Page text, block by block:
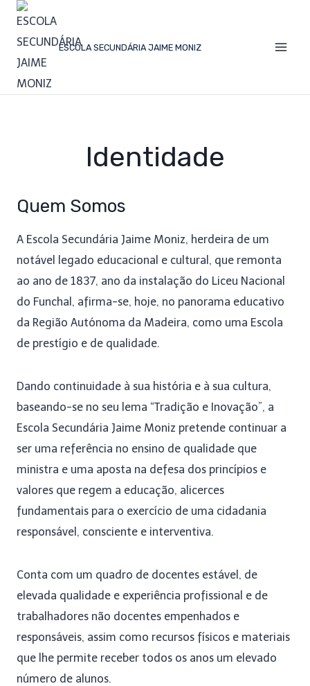
ESCOLA SECUNDÁRIA JAIME MONIZ
Identidade
Quem Somos
A Escola Secundária Jaime Moniz, herdeira de um
notável legado educacional e cultural, que remonta
ao ano de 1837, ano da instalação do Liceu Nacional
do Funchal, afirma-se, hoje, no panorama educativo
da Região Autónoma da Madeira, como uma Escola
de prestígio e de qualidade.
Dando continuidade à sua história e à sua cultura,
baseando-se no seu lema “Tradição e Inovação”, a
Escola Secundária Jaime Moniz pretende continuar a
ser uma referência no ensino de qualidade que
ministra e uma aposta na defesa dos princípios e
valores que regem a educação, alicerces
fundamentais para o exercício de uma cidadania
responsável, consciente e interventiva.
Conta com um quadro de docentes estável, de
elevada qualidade e experiência profissional e de
trabalhadores não docentes empenhados e
responsáveis, assim como recursos físicos e materiais
que lhe permite receber todos os anos um elevado
número de alunos.